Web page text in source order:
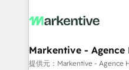
HubSpot大百科 出版 CRM・AI活用に関するご相談、現
せください。
results, fast. ⚙️CRM & RevOps: Align all Hubs to your
🎯Demand Gen & ABM:
ABM, AEO, SEO, & paid media.
Markentive - Agence
提供元：Markentive - Agence